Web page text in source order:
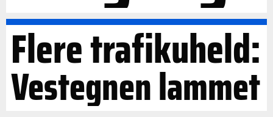
Flere trafikuheld:
Vestegnen lammet